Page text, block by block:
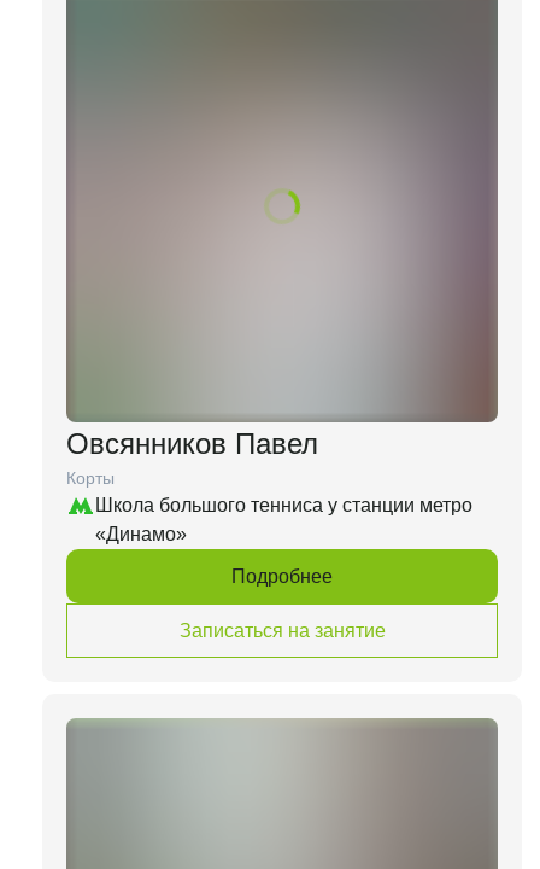
Овсянников Павел
Корты
Школа большого тенниса у станции метро
«Динамо»
Подробнее
Записаться на занятие